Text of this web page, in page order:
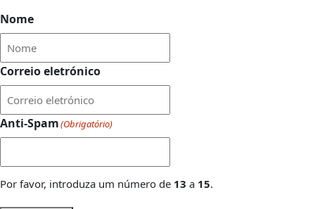
Nome
Correio eletrónico
Anti-Spam(Obrigatório)
Por favor, introduza um número de 13 a 15.